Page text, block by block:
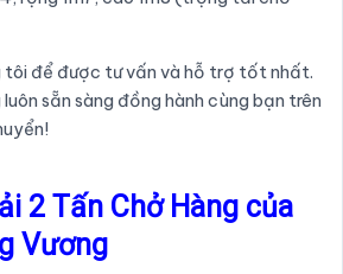
tôi để được tư vấn và hỗ trợ tốt nhất.
sẵn sàng đồng hành cùng bạn trên
2 Tấn Chở Hàng của
Vương